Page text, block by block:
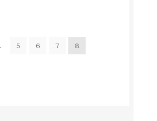
5 6 7 8